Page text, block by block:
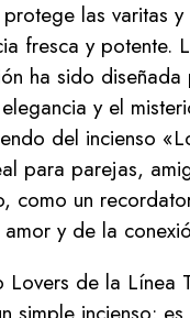
las varitas y
fresca y potente.
ha sido diseñada
y el
del incienso
para parejas,
como un
y de la
Lovers de la Línea